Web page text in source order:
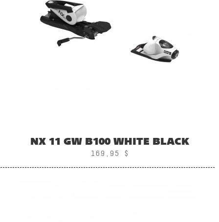
NX 11 GW B100 WHITE BLACK
169,95 $